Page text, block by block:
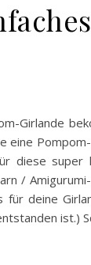
Girlande
eine
diese super
/
für deine
ist.)